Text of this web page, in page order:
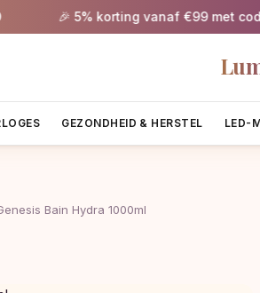
🎉 5% korting vanaf €99 met code
GEZONDHEID & HERSTEL LED-
Bain Hydra 1000ml